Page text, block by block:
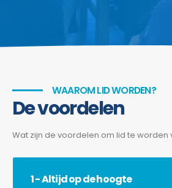
WAAROM LID WORDEN?
De voordelen
Wat zijn de voordelen om lid te worden
1 - Altijd op de hoogte